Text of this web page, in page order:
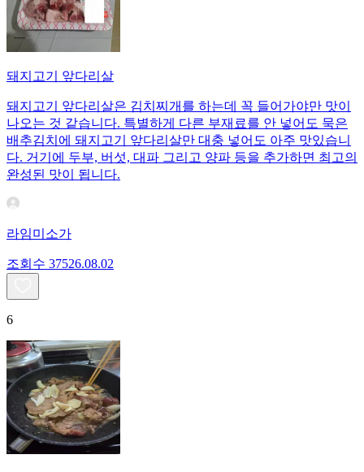
돼지고기 앞다리살
돼지고기 앞다리살은 김치찌개를 하는데 꼭 들어가야만 맛이
나오는 것 같습니다. 특별하게 다른 부재료를 안 넣어도 묵은
배추김치에 돼지고기 앞다리살만 대충 넣어도 아주 맛있습니
다. 거기에 두부, 버섯, 대파 그리고 양파 등을 추가하면 최고의
완성된 맛이 됩니다.
라임미소가
조회수 37526.08.02
6